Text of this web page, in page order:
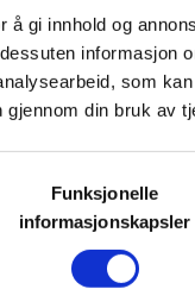
å gi innhold og
informasjon
som
din bruk av
Funksjonelle
informasjonskapsler